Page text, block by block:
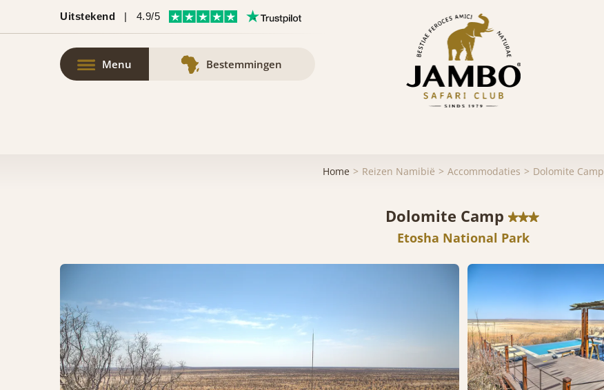
Uitstekend | 4.9/5
Menu Bestemmingen
Home Reizen Namibië Accommodaties Dolomite Camp
Dolomite Camp
Etosha National Park